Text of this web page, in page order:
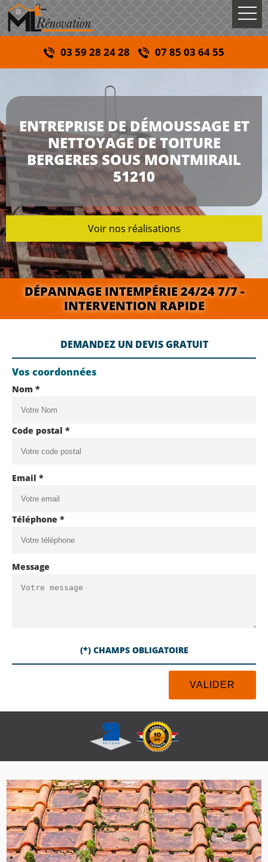
03 59 28 24 28 07 85 03 64 55
ENTREPRISE DE DÉMOUSSAGE ET
NETTOYAGE DE TOITURE
BERGERES SOUS MONTMIRAIL
51210
Voir nos réalisations
DÉPANNAGE INTEMPÉRIE 24/24 7/7 -
INTERVENTION RAPIDE
DEMANDEZ UN DEVIS GRATUIT
Vos coordonnées
Nom *
Code postal *
Email *
Téléphone *
Message
(*) CHAMPS OBLIGATOIRE